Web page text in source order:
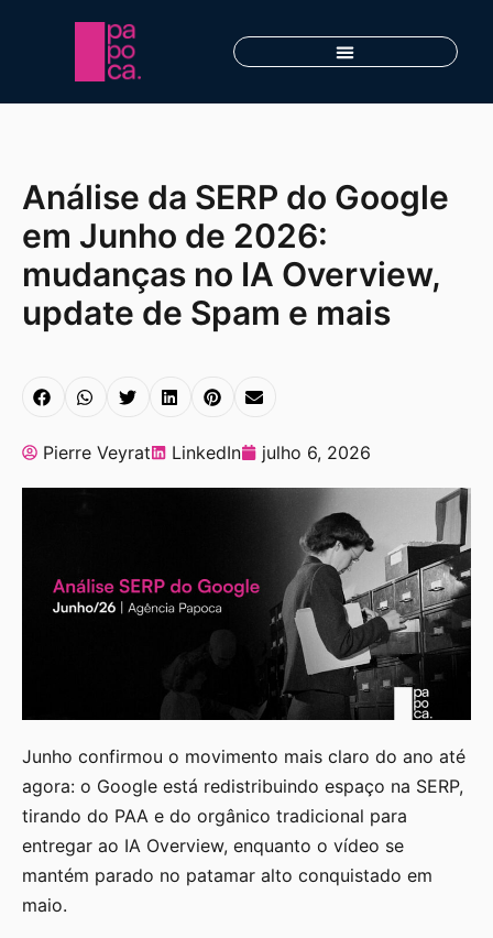
Análise da SERP do Google
em Junho de 2026:
mudanças no IA Overview,
update de Spam e mais
Pierre Veyrat LinkedIn julho 6, 2026
Junho confirmou o movimento mais claro do ano até
agora: o Google está redistribuindo espaço na SERP,
tirando do PAA e do orgânico tradicional para
entregar ao IA Overview, enquanto o vídeo se
mantém parado no patamar alto conquistado em
maio.